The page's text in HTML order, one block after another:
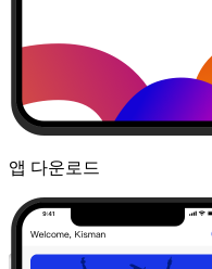
앱 다운로드